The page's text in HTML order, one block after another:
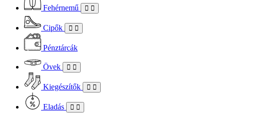
Fehérnemű
Cipők
Pénztárcák
Övek
Kiegészítők
Eladás